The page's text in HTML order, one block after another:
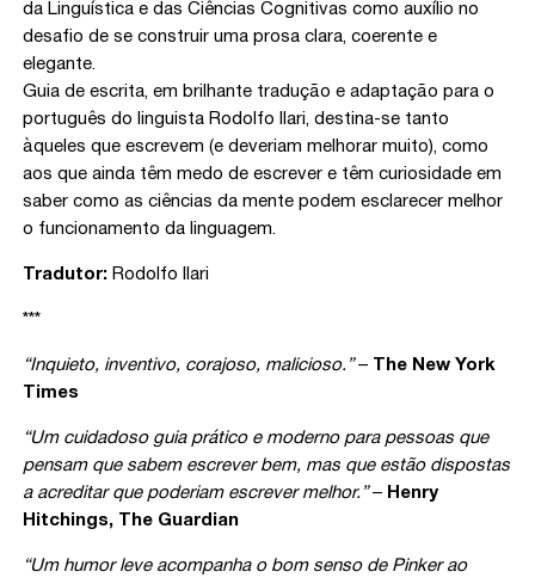
da Linguística e das Ciências Cognitivas como auxílio no
desafio de se construir uma prosa clara, coerente e
elegante.
Guia de escrita, em brilhante tradução e adaptação para o
português do linguista Rodolfo Ilari, destina-se tanto
àqueles que escrevem (e deveriam melhorar muito), como
aos que ainda têm medo de escrever e têm curiosidade em
saber como as ciências da mente podem esclarecer melhor
o funcionamento da linguagem.
Tradutor: Rodolfo Ilari
***
“Inquieto, inventivo, corajoso, malicioso.”–
The New York
Times
“Um cuidadoso guia prático e moderno para pessoas que
pensam que sabem escrever bem, mas que estão dispostas
a acreditar que poderiam escrever melhor.”– Henry
Hitchings, The Guardian
“Um humor leve acompanha o bom senso de Pinker ao